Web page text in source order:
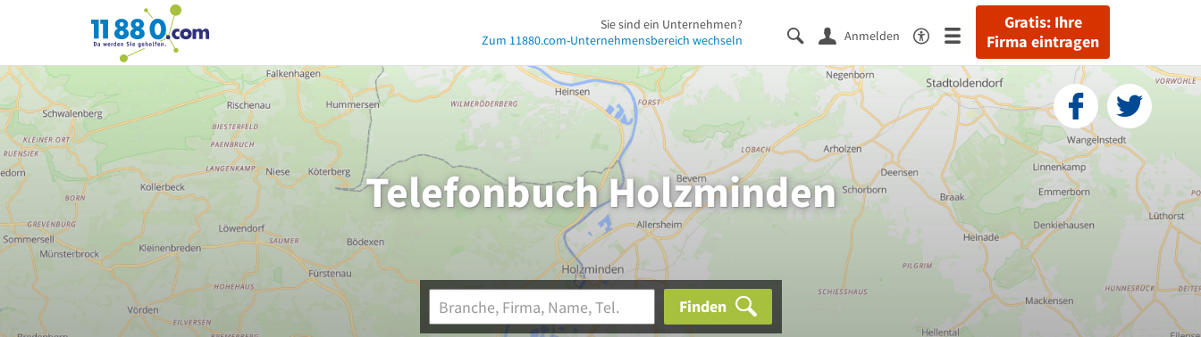
11880.com
Gratis: Ihre
Firma eintragen
Anmelden
Sie sind ein Unternehmen?
Zum 11880.com-Unternehmensbereich wechseln
Telefonbuch Holzminden
Finden